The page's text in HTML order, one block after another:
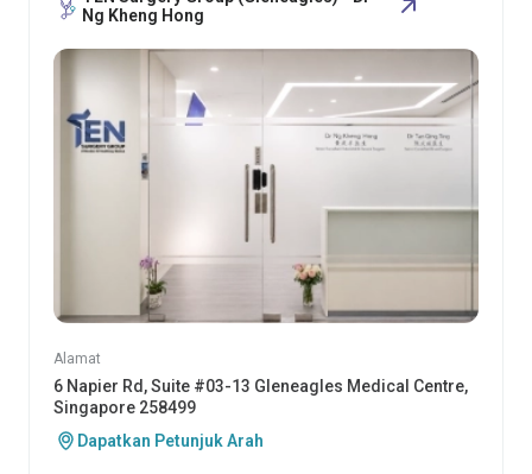
Ng Kheng Hong
Alamat
6 Napier Rd, Suite #03-13 Gleneagles Medical Centre,
Singapore 258499
Dapatkan Petunjuk Arah